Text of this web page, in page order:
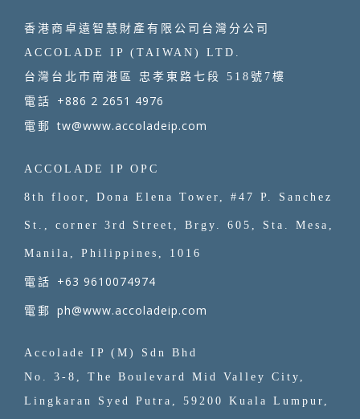
香港商卓遠智慧財產有限公司台灣分公司
ACCOLADE IP (TAIWAN) LTD.
台灣台北市南港區 忠孝東路七段 518號7樓
電話 +886 2 2651 4976
電郵tw@www.accoladeip.com
ACCOLADE IP OPC
8th floor, Dona Elena Tower, #47 P. Sanchez
St., corner 3rd Street, Brgy. 605, Sta. Mesa,
Manila, Philippines, 1016
電話 +63 9610074974
電郵 ph@www.accoladeip.com
Accolade IP (M) Sdn Bhd
No. 3-8, The Boulevard Mid Valley City,
Lingkaran Syed Putra, 59200 Kuala Lumpur,